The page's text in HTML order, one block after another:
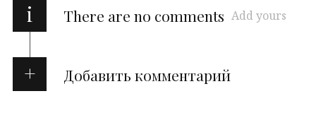
i There are no comments Add yours
Добавить комментарий